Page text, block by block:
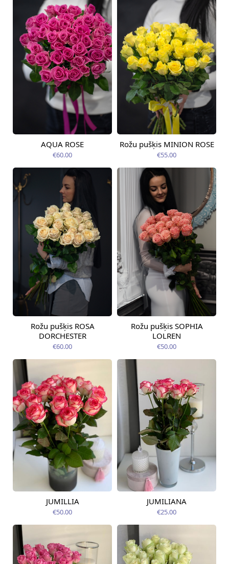
Pieejams šodien
AQUA ROSE
€60.00
Pieejama no
09.08.2026
Rožu pušķis MINION ROSE
€55.00
Pieejama no
07.08.2026
Rožu pušķis ROSA
DORCHESTER
€60.00
Pieejams šodien
Rožu pušķis SOPHIA
LOLREN
€50.00
Pieejama no
09.08.2026
JUMILLIA
€50.00
Pieejama no
09.08.2026
JUMILIANA
€25.00